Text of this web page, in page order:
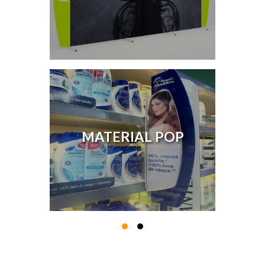
MATERIAL POP